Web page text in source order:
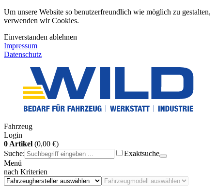
Um unsere Website so benutzerfreundlich wie möglich zu gestalten,
verwenden wir Cookies.
Einverstanden ablehnen
Impressum
Datenschutz
Fahrzeug
Login
0 Artikel (0,00 €)
Suche:
Exaktsuche
Menü
nach Kriterien